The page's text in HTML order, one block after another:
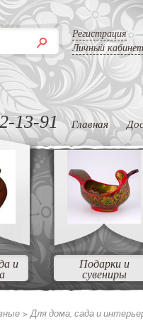
Регистрация
Личный кабинет
13-91 Главная
и Подарки и
сувениры
>Для дома, сада и